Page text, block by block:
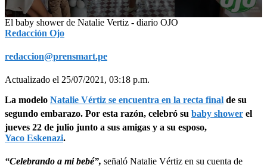
0
seconds
of
minutes,
seconds
El baby shower de Natalie Vertiz - diario OJO
Redacción Ojo
redaccion@prensmart.pe
Actualizado el 25/07/2021, 03:18 p.m.
La modelo Natalie Vértiz se encuentra en la recta final de su
segundo embarazo. Por esta razón, celebró su baby shower el
jueves 22 de julio junto a sus amigas y a su esposo,
Yaco Eskenazi.
“Celebrando a mi bebé”, señaló Natalie Vértiz en su cuenta de